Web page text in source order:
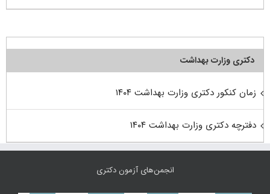
دکتری وزارت بهداشت
زمان کنکور دکتری وزارت بهداشت ۱۴۰۴
دفترچه دکتری وزارت بهداشت ۱۴۰۴
انجمن‌های آزمون دکتری